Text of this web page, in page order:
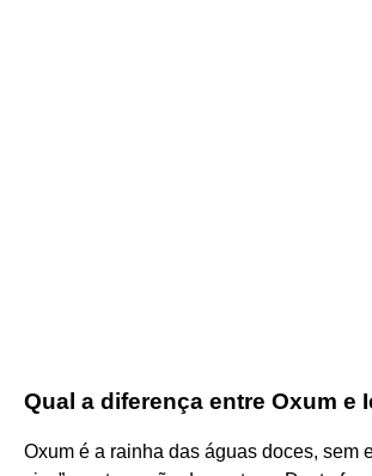
Qual a diferença entre Oxum e
Oxum é a rainha das águas doces, sem